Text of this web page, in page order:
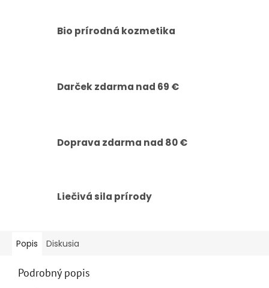
Bio prírodná kozmetika
Darček zdarma nad 69 €
Doprava zdarma nad 80 €
Liečivá sila prírody
Popis Diskusia
Podrobný popis